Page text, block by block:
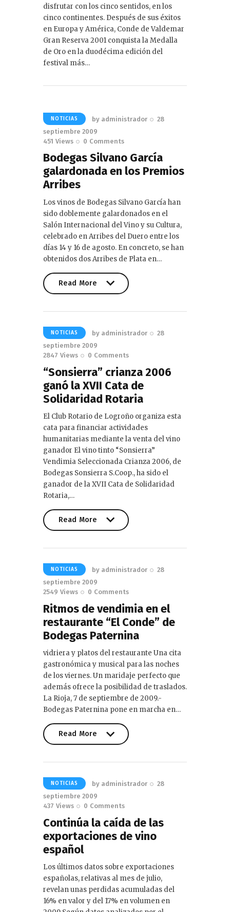
disfrutar con los cinco sentidos, en los
cinco continentes. Después de sus éxitos
en Europa y América, Conde de Valdemar
Gran Reserva 2001 conquista la Medalla
de Oro en la duodécima edición del
festival más…
NOTICIAS by administrador
28
septiembre 2009
451 Views 0 Comments
Bodegas Silvano García
galardonada en los Premios
Arribes
Los vinos de Bodegas Silvano García han
sido doblemente galardonados en el
Salón Internacional del Vino y su Cultura,
celebrado en Arribes del Duero entre los
días 14 y 16 de agosto. En concreto, se han
obtenidos dos Arribes de Plata en…
Read More
NOTICIAS by administrador
28
septiembre 2009
2847 Views 0 Comments
“Sonsierra” crianza 2006
ganó la XVII Cata de
Solidaridad Rotaria
El Club Rotario de Logroño organiza esta
cata para financiar actividades
humanitarias mediante la venta del vino
ganador El vino tinto “Sonsierra”
Vendimia Seleccionada Crianza 2006, de
Bodegas Sonsierra S.Coop., ha sido el
ganador de la XVII Cata de Solidaridad
Rotaria,…
Read More
NOTICIAS by administrador
28
septiembre 2009
2549 Views 0 Comments
Ritmos de vendimia en el
restaurante “El Conde” de
Bodegas Paternina
vidriera y platos del restaurante Una cita
gastronómica y musical para las noches
de los viernes. Un maridaje perfecto que
además ofrece la posibilidad de traslados.
La Rioja, 7 de septiembre de 2009.-
Bodegas Paternina pone en marcha en…
Read More
NOTICIAS by administrador
28
septiembre 2009
437 Views 0 Comments
Continúa la caída de las
exportaciones de vino
español
Los últimos datos sobre exportaciones
españolas, relativas al mes de julio,
revelan unas perdidas acumuladas del
16% en valor y del 17% en volumen en